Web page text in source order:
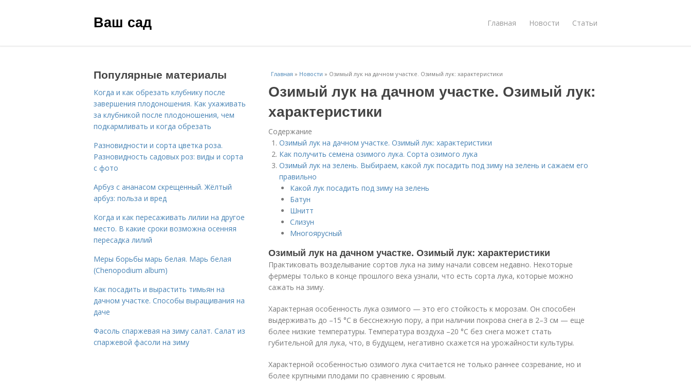
Ваш сад Главная Новости Статьи
Главная » Новости » Озимый лук на дачном участке. Озимый лук: характеристики
Озимый лук на дачном участке. Озимый лук:
характеристики
Содержание
Озимый лук на дачном участке. Озимый лук: характеристики
Как получить семена озимого лука. Сорта озимого лука
Озимый лук на зелень. Выбираем, какой лук посадить под зиму на зелень и сажаем его
правильно
Какой лук посадить под зиму на зелень
Батун
Шнитт
Слизун
Многоярусный
Озимый лук на дачном участке. Озимый лук: характеристики
Практиковать возделывание сортов лука на зиму начали совсем недавно. Некоторые
фермеры только в конце прошлого века узнали, что есть сорта лука, которые можно
сажать на зиму.
Характерная особенность лука озимого — это его стойкость к морозам. Он способен
выдерживать до –15 °С в бесснежную пору, а при наличии покрова снега в 2–3 см — еще
более низкие температуры. Температура воздуха –20 °С без снега может стать
губительной для лука, что, в будущем, негативно скажется на урожайности культуры.
Характерной особенностью озимого лука считается не только раннее созревание, но и
более крупными плодами по сравнению с яровым.
Популярные материалы
Когда и как обрезать клубнику после
завершения плодоношения. Как ухаживать
за клубникой после плодоношения, чем
подкармливать и когда обрезать
Разновидности и сорта цветка роза.
Разновидность садовых роз: виды и сорта
с фото
Арбуз с ананасом скрещенный. Жёлтый
арбуз: польза и вред
Когда и как пересаживать лилии на другое
место. В какие сроки возможна осенняя
пересадка лилий
Меры борьбы марь белая. Марь белая
(Chenopodium album)
Как посадить и вырастить тимьян на
дачном участке. Способы выращивания на
даче
Фасоль спаржевая на зиму салат. Салат из
спаржевой фасоли на зиму